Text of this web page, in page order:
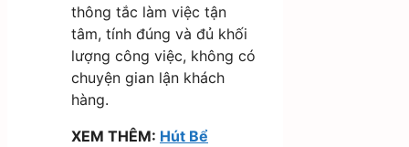
thông tắc làm việc tận
tâm, tính đúng và đủ khối
lượng công việc, không có
chuyện gian lận khách
hàng.
XEM THÊM: Hút Bể